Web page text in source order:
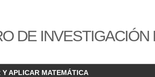
DE
APLICAR MATEMÁTICA